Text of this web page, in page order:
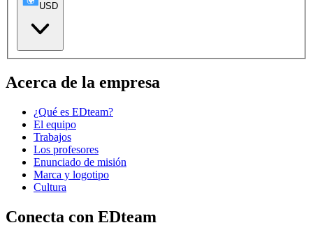
USD
Acerca de la empresa
¿Qué es EDteam?
El equipo
Trabajos
Los profesores
Enunciado de misión
Marca y logotipo
Cultura
Conecta con EDteam